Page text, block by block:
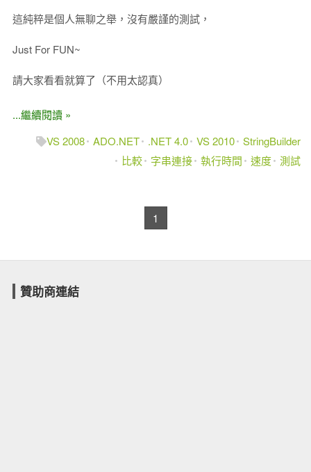
這純粹是個人無聊之舉，沒有嚴謹的測試，
Just For FUN~
請大家看看就算了（不用太認真）
...繼續閱讀 »
VS 2008 ADO.NET .NET 4.0 VS 2010 StringBuilder
比較
字串連接 執行時間 速度 測試
1
贊助商連結